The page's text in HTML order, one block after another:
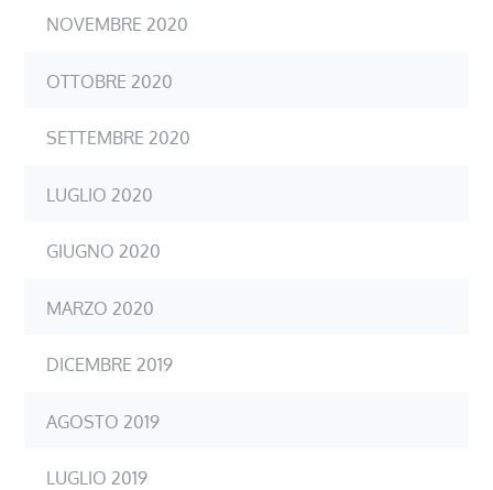
NOVEMBRE 2020
OTTOBRE 2020
SETTEMBRE 2020
LUGLIO 2020
GIUGNO 2020
MARZO 2020
DICEMBRE 2019
AGOSTO 2019
LUGLIO 2019